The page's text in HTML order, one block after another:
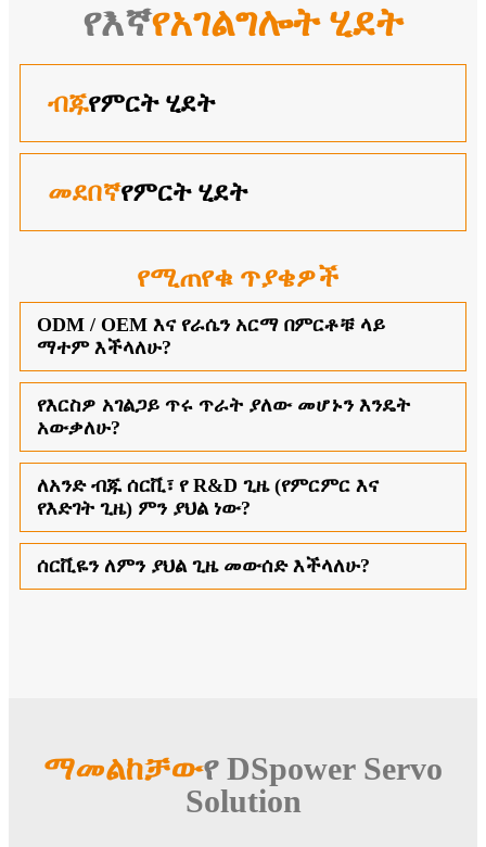
የእኛየአገልግሎት ሂደት
ብጁየምርት ሂደት
መደበኛየምርት ሂደት
የሚጠየቁ ጥያቄዎች
ODM / OEM እና የራሴን አርማ በምርቶቹ ላይ
ማተም እችላለሁ?
የእርስዎ አገልጋይ ጥሩ ጥራት ያለው መሆኑን እንዴት
አውቃለሁ?
ለአንድ ብጁ ሰርቪ፣ የ R&D ጊዜ (የምርምር እና
የእድገት ጊዜ) ምን ያህል ነው?
ሰርቪዬን ለምን ያህል ጊዜ መውሰድ እችላለሁ?
ማመልከቻውየ DSpower Servo
Solution